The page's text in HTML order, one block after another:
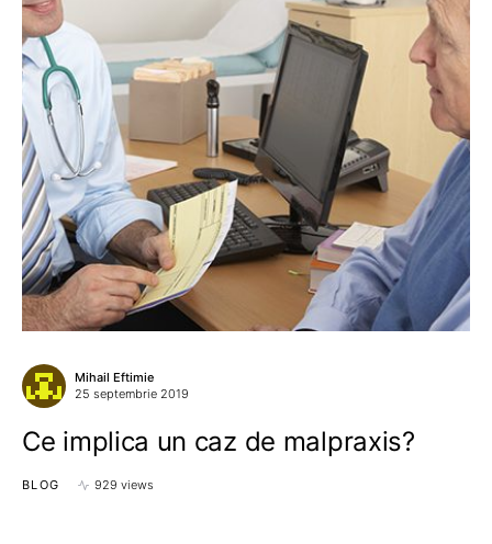
Mihail Eftimie
25 septembrie 2019
Ce implica un caz de malpraxis?
BLOG 929 views